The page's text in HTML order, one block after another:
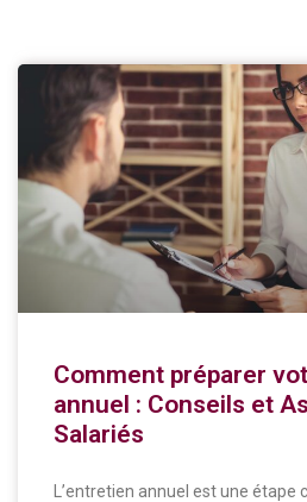
Comment préparer
annuel : Conseils et
Salariés
L’entretien annuel est une étape